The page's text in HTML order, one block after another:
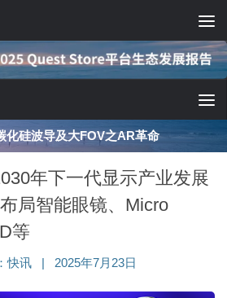
化硅波导及大FOV之AR革命
年下一代显示产业发展
局智能眼镜、Micro
等
快讯 2025年7月23日